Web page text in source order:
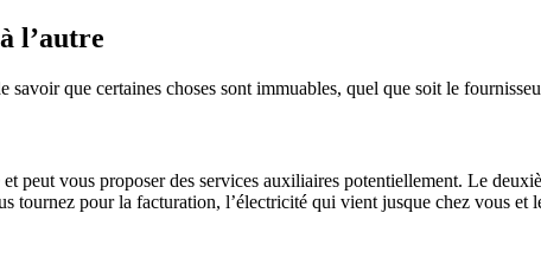
l’autre
que certaines choses sont immuables, quel que soit le
peut vous proposer des services auxiliaires potentiellement. Le
pour la facturation, l’électricité qui vient jusque chez vous et